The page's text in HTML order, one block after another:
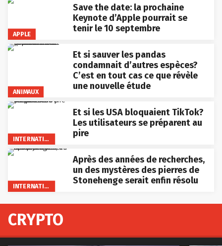
APPLE
Save the date: la prochaine
Keynote d’Apple pourrait se
tenir le 10 septembre
ANIMAUX
Et si sauver les pandas
condamnait d’autres espèces?
C’est en tout cas ce que révèle
une nouvelle étude
INTERNATIONAL
Et si les USA bloquaient TikTok?
Les utilisateurs se préparent au
pire
INTERNATIONAL
Après des années de recherches,
un des mystères des pierres de
Stonehenge serait enfin résolu
CRYPTO